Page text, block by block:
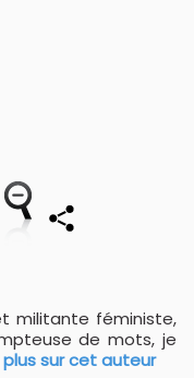
militante féministe,
de mots, je
plus sur cet auteur